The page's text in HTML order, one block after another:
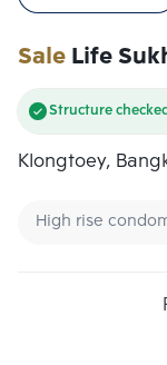
SaleLife
Structure
Klongtoey,
High rise